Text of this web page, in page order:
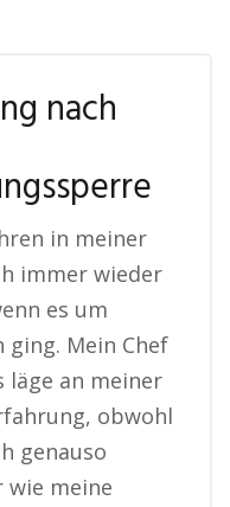
nach
in meiner
immer wieder
es um
ging. Mein Chef
läge an meiner
obwohl
genauso
meine